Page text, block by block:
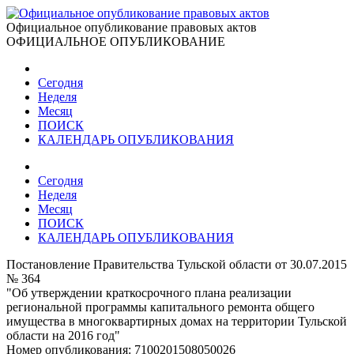
Официальное опубликование правовых актов
ОФИЦИАЛЬНОЕ ОПУБЛИКОВАНИЕ
Сегодня
Неделя
Месяц
ПОИСК
КАЛЕНДАРЬ ОПУБЛИКОВАНИЯ
Сегодня
Неделя
Месяц
ПОИСК
КАЛЕНДАРЬ ОПУБЛИКОВАНИЯ
Постановление Правительства Тульской области от 30.07.2015
№ 364
"Об утверждении краткосрочного плана реализации
региональной программы капитального ремонта общего
имущества в многоквартирных домах на территории Тульской
области на 2016 год"
Номер опубликования: 7100201508050026